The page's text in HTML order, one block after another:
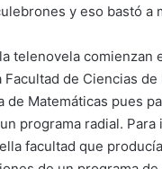
y eso bastó a
telenovela comienzan
Facultad de Ciencias
de Matemáticas pues
programa radial.
facultad que